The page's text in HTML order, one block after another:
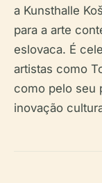
a Kunsthalle
para a arte
eslovaca. É
artistas como
como pelo seu
inovação